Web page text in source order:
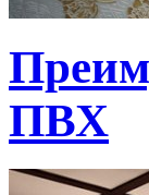
ПВХ